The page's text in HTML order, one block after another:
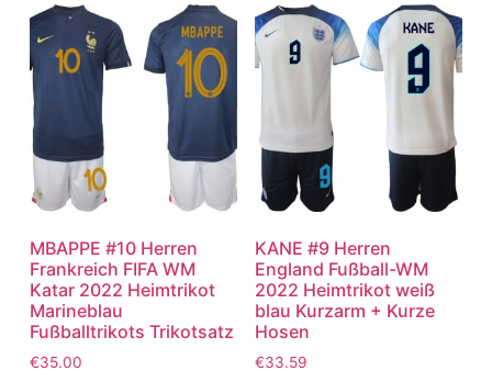
MBAPPE #10 Herren
Frankreich FIFA WM
Katar 2022 Heimtrikot
Marineblau
Fußballtrikots Trikotsatz
€35.00
KANE #9 Herren
England Fußball-WM
2022 Heimtrikot weiß
blau Kurzarm + Kurze
Hosen
€33.59